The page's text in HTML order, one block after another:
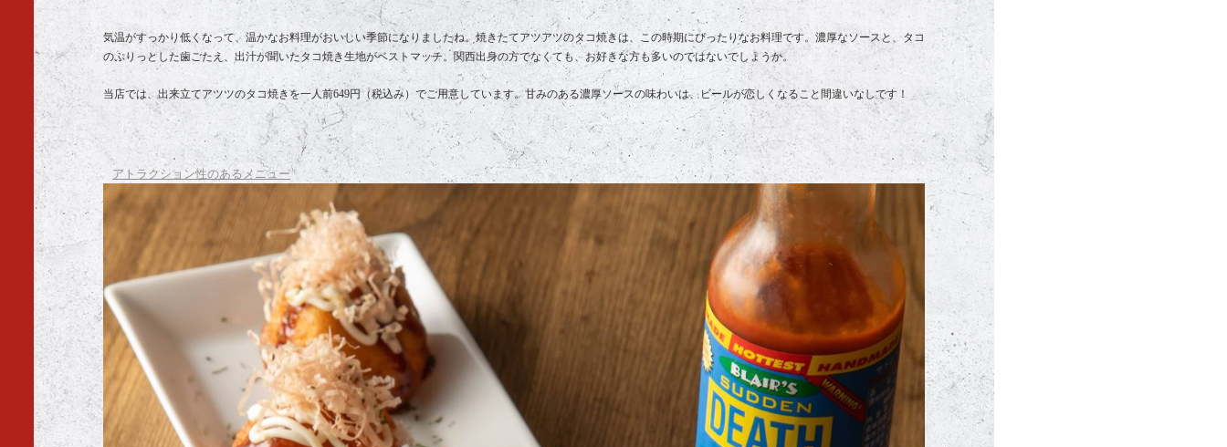
気温がすっかり低くなって、温かなお料理がおいしい季節になりましたね。焼きたてアツアツのタコ焼きは、この時期にぴったりなお料理です。濃厚なソースと、タコ
のぷりっとした歯ごたえ、出汁が聞いたタコ焼き生地がベストマッチ。関西出身の方でなくても、お好きな方も多いのではないでしょうか。
当店では、出来立てアツツのタコ焼きを一人前649円（税込み）でご用意しています。甘みのある濃厚ソースの味わいは、ビールが恋しくなること間違いなしです！
アトラクション性のあるメニュー